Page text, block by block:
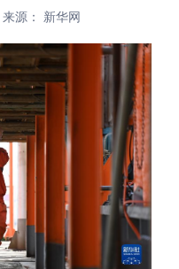
网评
全球连线 教育
量子 体育
健康 军事
图片 政务
汽车
信息化 数字经济
来源： 新华网